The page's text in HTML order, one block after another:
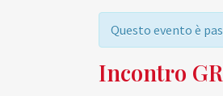
Questo evento è
Incontro